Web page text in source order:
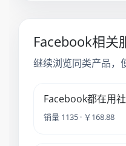
Facebook相关
继续浏览同类产品，
Facebook都在用
销量 1135 · ￥168.88